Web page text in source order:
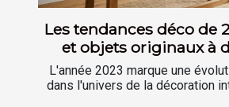
Les tendances déco de
et objets originaux à
L'année 2023 marque une
dans l'univers de la décoration